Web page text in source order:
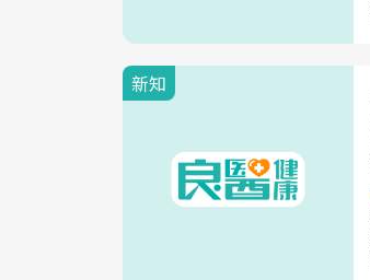
新知